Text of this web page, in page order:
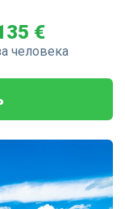
€
человека